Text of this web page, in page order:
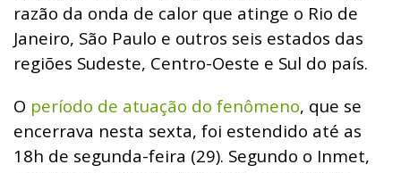
razão da onda de calor que atinge o Rio de
Janeiro, São Paulo e outros seis estados das
regiões Sudeste, Centro-Oeste e Sul do país.
O período de atuação do fenômeno, que se
encerrava nesta sexta, foi estendido até as
18h de segunda-feira (29). Segundo o Inmet,